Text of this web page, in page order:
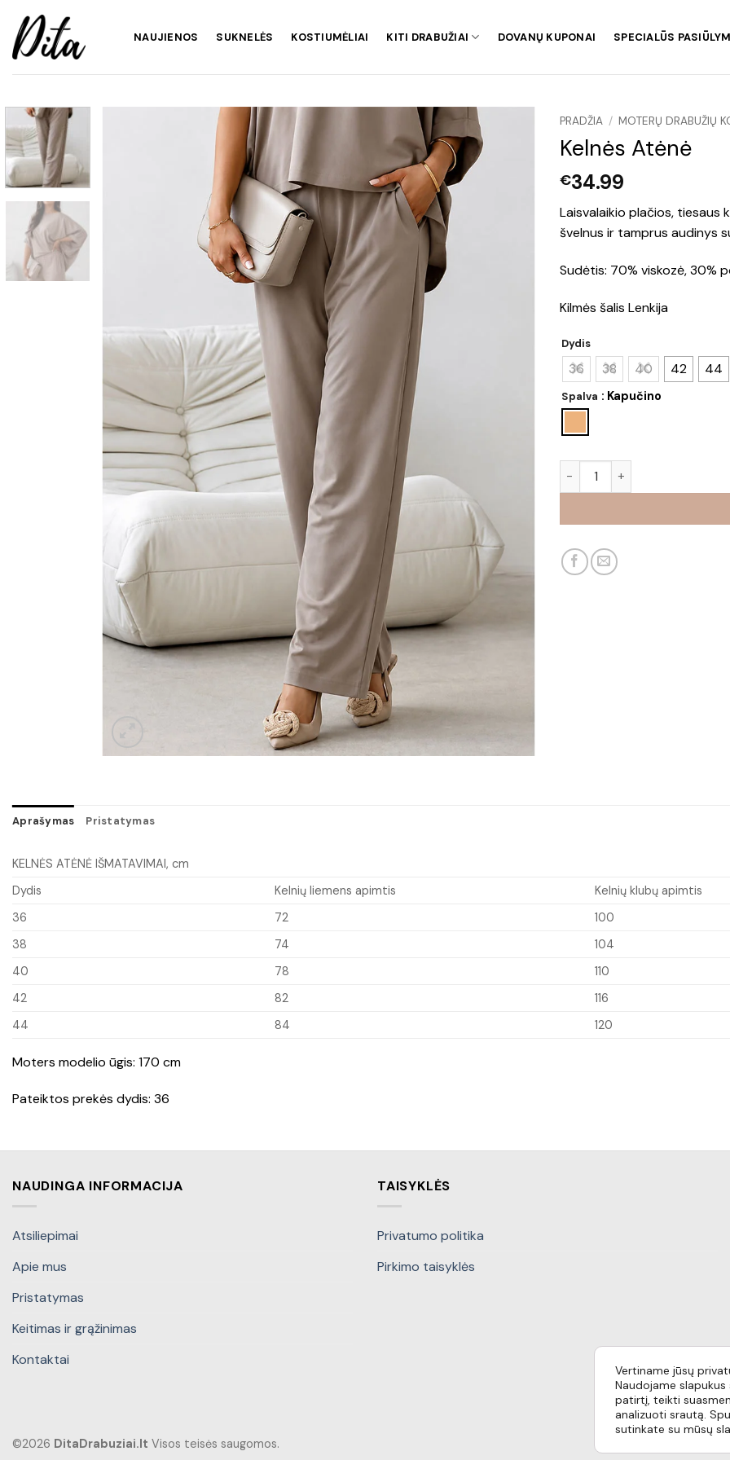
content
NAUJIENOS SUKNELĖS KOSTIUMĖLIAI KITI DRABUŽIAI DOVANŲ KUPONAI SPECIALŪS
PRADŽIA / MOTERŲ DRABUŽIŲ
Kelnės Atėnė
€34.99
Laisvalaikio plačios, tiesaus
švelnus ir tamprus audinys
Sudėtis: 70% viskozė, 30%
Kilmės šalis Lenkija
Dydis
36 38 40 42 44
Spalva : Kapučino
produkto kiekis: Kelnės Atėnė
Aprašymas Pristatymas
KELNĖS ATĖNĖ IŠMATAVIMAI, cm
Dydis
Kelnių liemens apimtis Kelnių klubų apimtis
36
72 100
38
74 104
40
78 110
42
82 116
44
84 120
Moters modelio ūgis: 170 cm
Pateiktos prekės dydis: 36
NAUDINGA INFORMACIJA
Atsiliepimai
Apie mus
Pristatymas
Keitimas ir grąžinimas
Kontaktai
TAISYKLĖS
Privatumo politika
Pirkimo taisyklės
©2026 DitaDrabuziai.lt Visos teisės saugomos.
Vertiname jūsų
Naudojame
patirtį, teikti
analizuoti srautą.
sutinkate su mūsų